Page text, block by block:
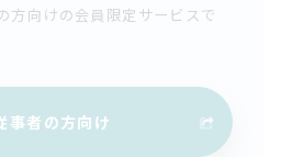
方向けの会員限定サービスで
事者の方向け